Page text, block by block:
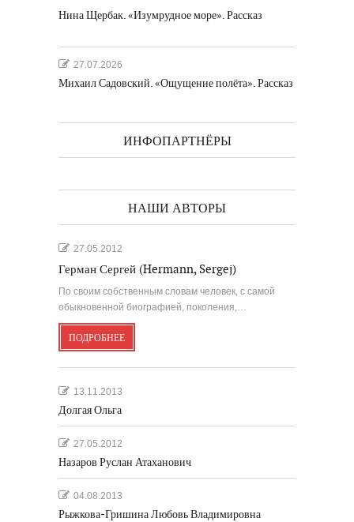
Нина Щербак. «Изумрудное море». Рассказ
27.07.2026
Михаил Садовский. «Ощущение полёта». Рассказ
ИНФОПАРТНЁРЫ
НАШИ АВТОРЫ
27.05.2012
Герман Сергей (Hermann, Sergej)
По своим собственным словам человек, с самой
обыкновенной биографией, поколения,…
ПОДРОБНЕЕ
13.11.2013
Долгая Ольга
27.05.2012
Назаров Руслан Атаханович
04.08.2013
Рыжкова-Гришина Любовь Владимировна